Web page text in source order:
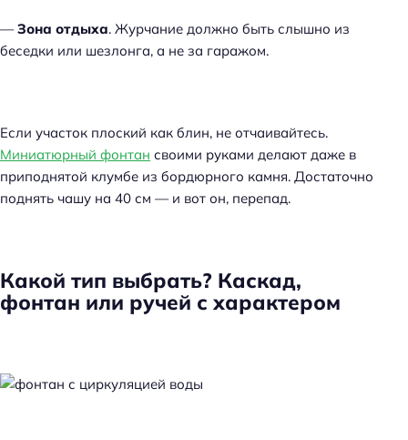
— Зона отдыха. Журчание должно быть слышно из
беседки или шезлонга, а не за гаражом.
Если участок плоский как блин, не отчаивайтесь.
Миниатюрный фонтан своими руками делают даже в
приподнятой клумбе из бордюрного камня. Достаточно
поднять чашу на 40 см — и вот он, перепад.
Какой тип выбрать? Каскад,
фонтан или ручей с характером